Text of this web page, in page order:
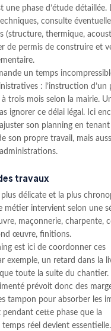
une phase d’étude détaillée.
consulte
(structure, thermique,
de permis de construire et
un temps
: l’instruction d’un
trois mois selon la mairie.
ignorer ce délai légal. Ici
son planning en
son propre travail, mais
travaux
plus délicate et la plus
métier intervient selon une
maçonnerie, charpente,
œuvre, finitions.
est ici de coordonner ces
exemple, un retard dans la
toute la suite du chantier.
prévoit donc des
tampon pour absorber les
pendant cette phase que la
réel devient essentielle.